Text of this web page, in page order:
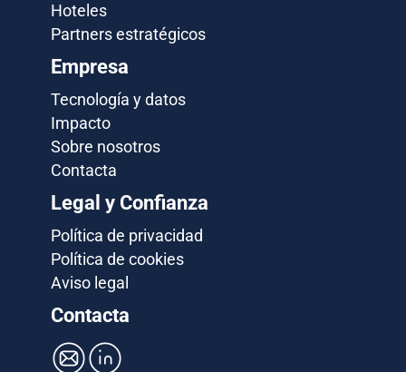
Hoteles
Partners estratégicos
Empresa
Tecnología y datos
Impacto
Sobre nosotros
Contacta
Legal y Confianza
Política de privacidad
Política de cookies
Aviso legal
Contacta